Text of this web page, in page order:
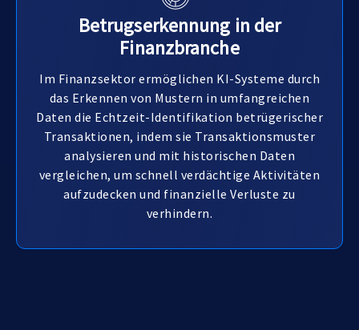
Betrugserkennung in der
Finanzbranche
Im Finanzsektor ermöglichen KI-Systeme durch
das Erkennen von Mustern in umfangreichen
Daten die Echtzeit-Identifikation betrügerischer
Transaktionen, indem sie Transaktionsmuster
analysieren und mit historischen Daten
vergleichen, um schnell verdächtige Aktivitäten
aufzudecken und finanzielle Verluste zu
verhindern.